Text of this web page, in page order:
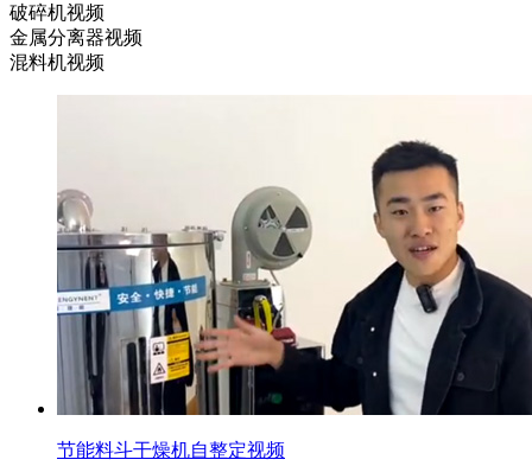
破碎机视频
金属分离器视频
混料机视频
节能料斗干燥机自整定视频